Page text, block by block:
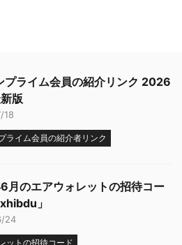
プライム会員の紹介リンク 2026
版
18
ライム会員の紹介者リンク
月のエアウォレットの招待コー
」
24
ットの招待コード